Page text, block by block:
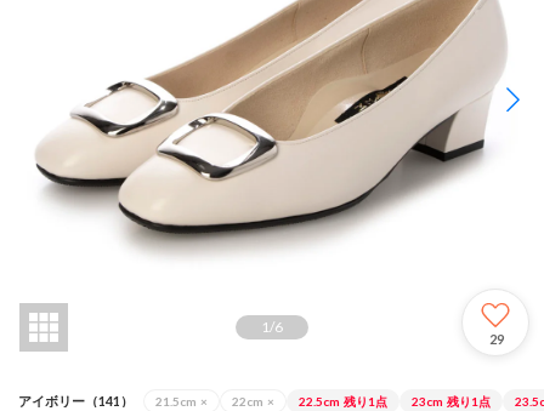
1 /6
29
アイボリー（141） 21.5cm × 22cm × 22.5cm 残り1点 23cm 残り1点